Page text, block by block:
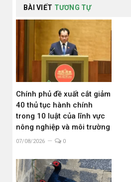
BÀI VIẾT TƯƠNG TỰ
Chính phủ đề xuất cắt giảm
40 thủ tục hành chính
trong 10 luật của lĩnh vực
nông nghiệp và môi trường
07/08/2026 0